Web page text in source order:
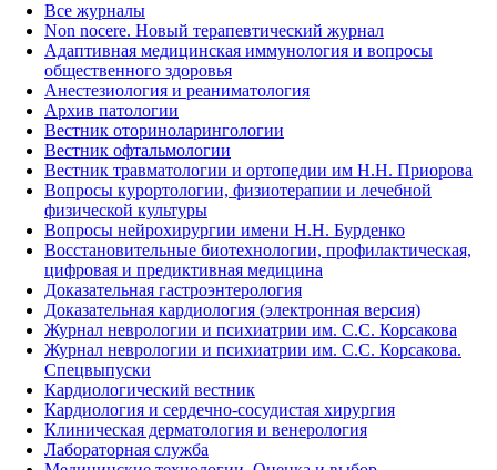
Все журналы
Non nocere. Новый терапевтический журнал
Адаптивная медицинская иммунология и вопросы
общественного здоровья
Анестезиология и реаниматология
Архив патологии
Вестник оториноларингологии
Вестник офтальмологии
Вестник травматологии и ортопедии им Н.Н. Приорова
Вопросы курортологии, физиотерапии и лечебной
физической культуры
Вопросы нейрохирургии имени Н.Н. Бурденко
Восстановительные биотехнологии, профилактическая,
цифровая и предиктивная медицина
Доказательная гастроэнтерология
Доказательная кардиология (электронная версия)
Журнал неврологии и психиатрии им. С.С. Корсакова
Журнал неврологии и психиатрии им. С.С. Корсакова.
Спецвыпуски
Кардиологический вестник
Кардиология и сердечно-сосудистая хирургия
Клиническая дерматология и венерология
Лабораторная служба